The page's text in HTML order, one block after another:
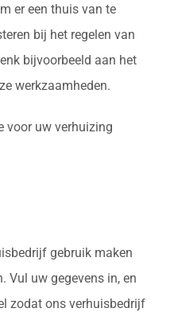
er een thuis van te
bij het regelen van
bijvoorbeeld aan het
werkzaamheden.
voor uw verhuizing
gebruik maken
Vul uw gegevens in, en
zodat ons verhuisbedrijf